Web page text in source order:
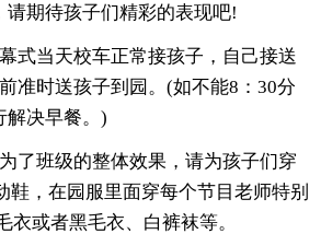
请期待孩子们精彩的表现吧!
式当天校车正常接孩子，自己接送
准时送孩子到园。(如不能8：30分
解决早餐。)
了班级的整体效果，请为孩子们穿
鞋，在园服里面穿每个节目老师特别
衣或者黑毛衣、白裤袜等。